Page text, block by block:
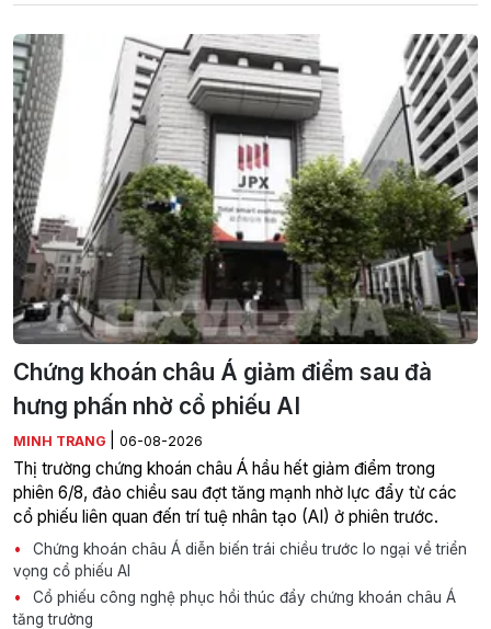
Chứng khoán châu Á giảm điểm sau đà
hưng phấn nhờ cổ phiếu AI
MINH TRANG 06-08-2026
Thị trường chứng khoán châu Á hầu hết giảm điểm trong
phiên 6/8, đảo chiều sau đợt tăng mạnh nhờ lực đẩy từ các
cổ phiếu liên quan đến trí tuệ nhân tạo (AI) ở phiên trước.
Chứng khoán châu Á diễn biến trái chiều trước lo ngại về triển
vọng cổ phiếu AI
Cổ phiếu công nghệ phục hồi thúc đẩy chứng khoán châu Á
tăng trưởng